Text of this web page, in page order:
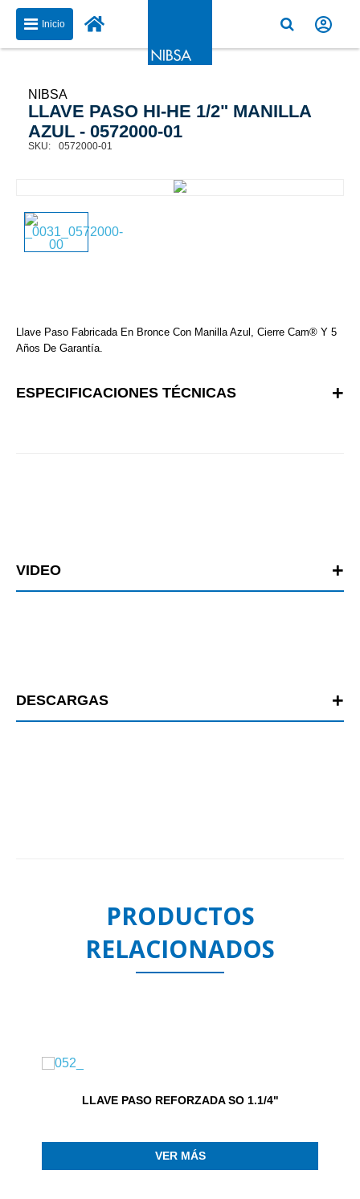
Inicio
NIBSA
LLAVE PASO HI-HE 1/2" MANILLA
AZUL - 0572000-01
0572000-01
Llave Paso Fabricada En Bronce Con Manilla Azul, Cierre Cam® Y 5
Años De Garantía.
ESPECIFICACIONES TÉCNICAS
VIDEO
DESCARGAS
PRODUCTOS
RELACIONADOS
LLAVE PASO REFORZADA SO 1.1/4"
VER MÁS